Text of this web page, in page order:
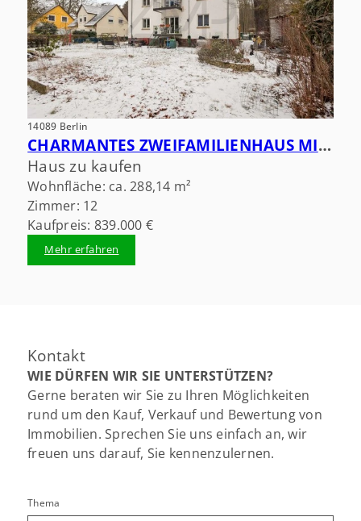
14089 Berlin
CHARMANTES ZWEIFAMILIENHAUS MIT RENDITEPOTENZIAL AM KLADOWER DAMM
Haus zu kaufen
Wohnfläche: ca. 288,14 m²
Zimmer: 12
Kaufpreis: 839.000 €
Mehr erfahren
Kontakt
WIE DÜRFEN WIR SIE UNTERSTÜTZEN?
Gerne beraten wir Sie zu Ihren Möglichkeiten
rund um den Kauf, Verkauf und Bewertung von
Immobilien. Sprechen Sie uns einfach an, wir
freuen uns darauf, Sie kennenzulernen.
Thema